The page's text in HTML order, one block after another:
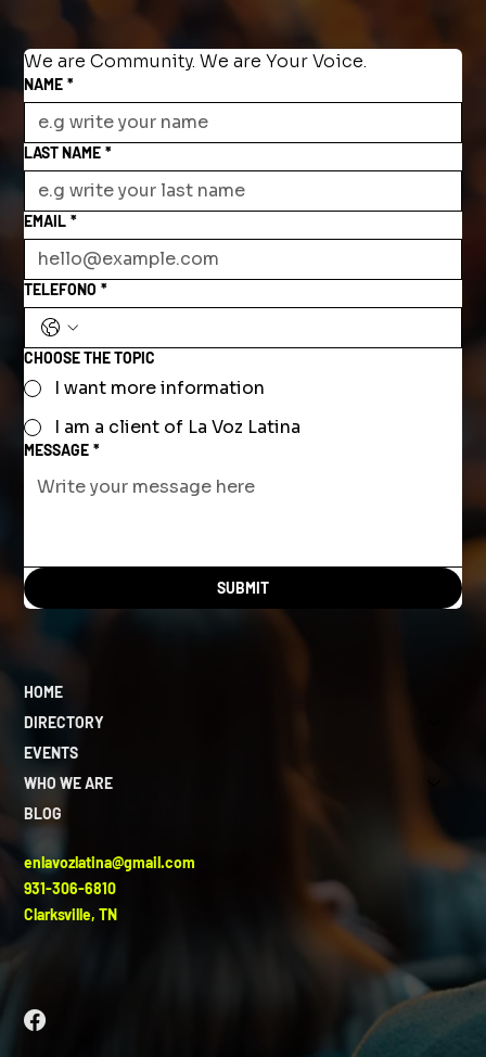
We are Community. We are Your Voice.
NAME *
LAST NAME *
EMAIL *
TELEFONO *
CHOOSE THE TOPIC
I want more information
I am a client of La Voz Latina
MESSAGE *
SUBMIT
HOME
DIRECTORY
EVENTS
WHO WE ARE
BLOG
enlavozlatina@gmail.com
931-306-6810
Clarksville, TN